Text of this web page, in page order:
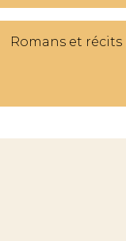
Romans et récits